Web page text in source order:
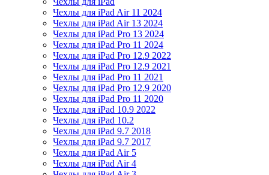
Чехлы для iPad Air 11 2024
Чехлы для iPad Air 13 2024
Чехлы для iPad Pro 13 2024
Чехлы для iPad Pro 11 2024
Чехлы для iPad Pro 12.9 2022
Чехлы для iPad Pro 12.9 2021
Чехлы для iPad Pro 11 2021
Чехлы для iPad Pro 12.9 2020
Чехлы для iPad Pro 11 2020
Чехлы для iPad 10.9 2022
Чехлы для iPad 10.2
Чехлы для iPad 9.7 2018
Чехлы для iPad 9.7 2017
Чехлы для iPad Air 5
Чехлы для iPad Air 4